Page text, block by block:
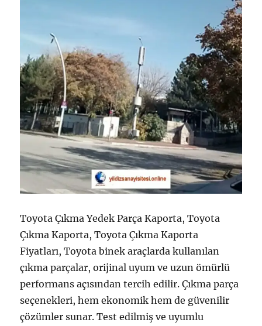
Toyota Çıkma Yedek Parça Kaporta, Toyota
Çıkma Kaporta, Toyota Çıkma Kaporta
Fiyatları, Toyota binek araçlarda kullanılan
çıkma parçalar, orijinal uyum ve uzun ömürlü
performans açısından tercih edilir. Çıkma parça
seçenekleri, hem ekonomik hem de güvenilir
çözümler sunar. Test edilmiş ve uyumlu